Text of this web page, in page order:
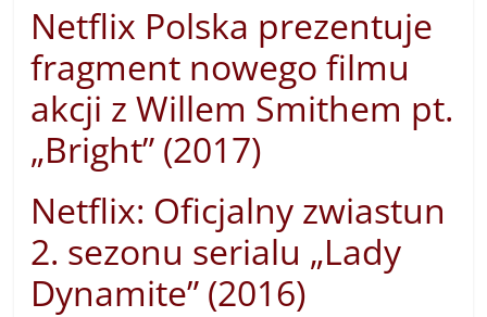
Netflix Polska prezentuje
fragment nowego filmu
akcji z Willem Smithem pt.
„Bright” (2017)
Netflix: Oficjalny zwiastun
2. sezonu serialu „Lady
Dynamite” (2016)